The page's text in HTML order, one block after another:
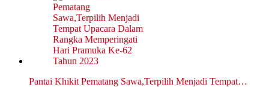
Pantai Khikit Pematang Sawa,Terpilih Menjadi Tempat…